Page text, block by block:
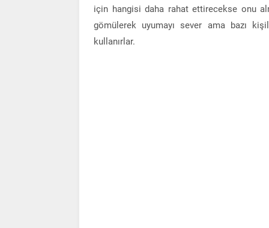
için hangisi daha rahat ettirecekse onu
gömülerek uyumayı sever ama bazı
kullanırlar.